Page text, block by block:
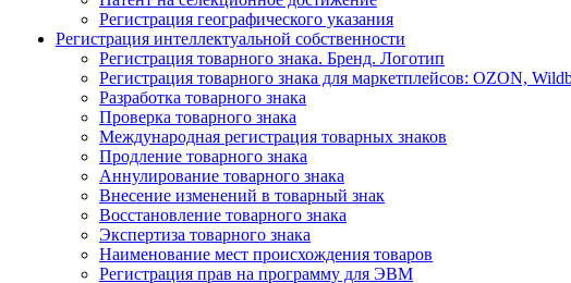
Регистрация географического указания
Регистрация интеллектуальной собственности
Регистрация товарного знака. Бренд. Логотип
Регистрация товарного знака для маркетплейсов: OZON,
Разработка товарного знака
Проверка товарного знака
Международная регистрация товарных знаков
Продление товарного знака
Аннулирование товарного знака
Внесение изменений в товарный знак
Восстановление товарного знака
Экспертиза товарного знака
Наименование мест происхождения товаров
Регистрация прав на программу для ЭВМ